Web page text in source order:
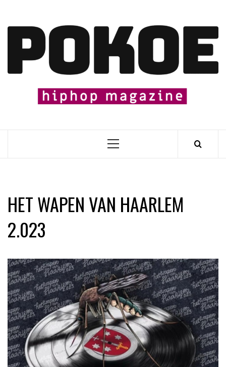
content
Primary
HET WAPEN VAN HAARLEM
2.023